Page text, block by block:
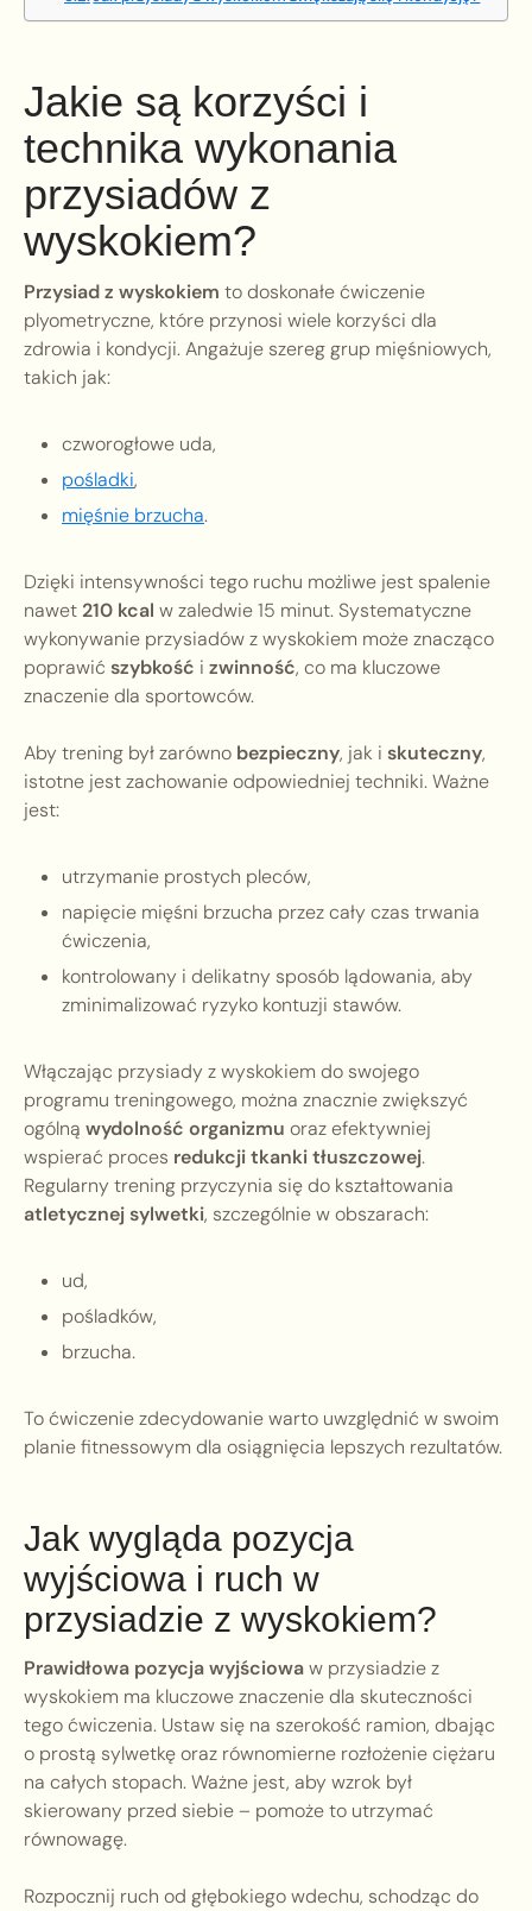
Jakie są korzyści i
technika wykonania
przysiadów z
wyskokiem?
Przysiad z wyskokiem to doskonałe ćwiczenie
plyometryczne, które przynosi wiele korzyści dla
zdrowia i kondycji. Angażuje szereg grup mięśniowych,
takich jak:
czworogłowe uda,
pośladki,
mięśnie brzucha.
Dzięki intensywności tego ruchu możliwe jest spalenie
nawet210 kcal w zaledwie 15 minut. Systematyczne
wykonywanie przysiadów z wyskokiem może znacząco
poprawić szybkość i zwinność, co ma kluczowe
znaczenie dla sportowców.
Aby trening był zarówno bezpieczny, jak i skuteczny,
istotne jest zachowanie odpowiedniej techniki. Ważne
jest:
utrzymanie prostych pleców,
napięcie mięśni brzucha przez cały czas trwania
ćwiczenia,
kontrolowany i delikatny sposób lądowania, aby
zminimalizować ryzyko kontuzji stawów.
Włączając przysiady z wyskokiem do swojego
programu treningowego, można znacznie zwiększyć
ogólną wydolność organizmu oraz efektywniej
wspierać proces redukcji tkanki tłuszczowej.
Regularny trening przyczynia się do kształtowania
atletycznej sylwetki, szczególnie w obszarach:
ud,
pośladków,
brzucha.
To ćwiczenie zdecydowanie warto uwzględnić w swoim
planie fitnessowym dla osiągnięcia lepszych rezultatów.
Jak wygląda pozycja
wyjściowa i ruch w
przysiadzie z wyskokiem?
Prawidłowa pozycja wyjściowaw przysiadzie z
wyskokiem ma kluczowe znaczenie dla skuteczności
tego ćwiczenia. Ustaw się na szerokość ramion, dbając
o prostą sylwetkę oraz równomierne rozłożenie ciężaru
na całych stopach. Ważne jest, aby wzrok był
skierowany przed siebie – pomoże to utrzymać
równowagę.
Rozpocznij ruch od głębokiego wdechu, schodząc do